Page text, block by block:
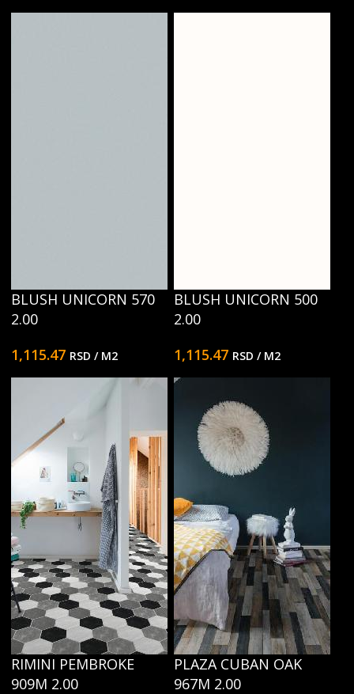
BLUSH UNICORN 570
2.00
1,115.47 RSD / M2
BLUSH UNICORN 500
2.00
1,115.47 RSD / M2
RIMINI PEMBROKE
909M 2.00
PLAZA CUBAN OAK
967M 2.00